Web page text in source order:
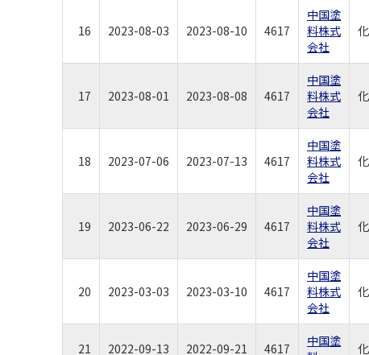
16 2023-08-03 2023-08-10 4617
中国塗
料株式
会社
17 2023-08-01 2023-08-08 4617
中国塗
料株式
会社
18 2023-07-06 2023-07-13 4617
中国塗
料株式
会社
19 2023-06-22 2023-06-29 4617
中国塗
料株式
会社
20 2023-03-03 2023-03-10 4617
中国塗
料株式
会社
21 2022-09-13 2022-09-21 4617
中国塗